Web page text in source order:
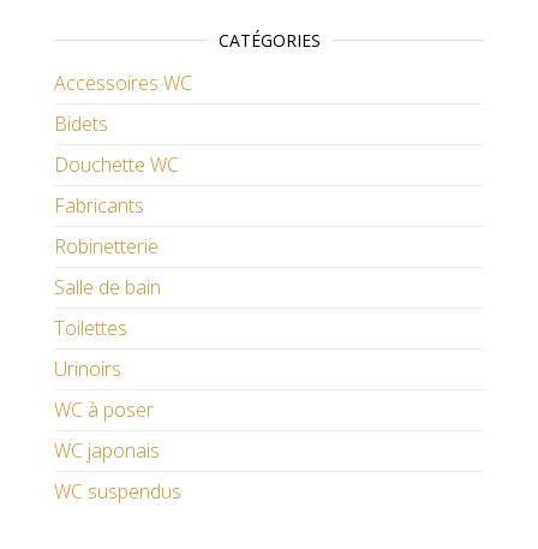
CATÉGORIES
Accessoires WC
Bidets
Douchette WC
Fabricants
Robinetterie
Salle de bain
Toilettes
Urinoirs
WC à poser
WC japonais
WC suspendus